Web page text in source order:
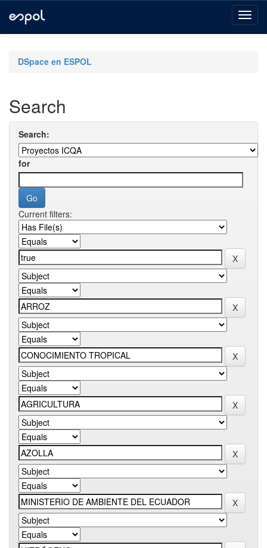
navigationDSpace en ESPOL
Search
Search:
for
Current filters: